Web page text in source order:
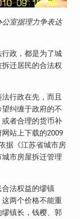
公室据理力争表达
政，都是为了城
迁居民的合法权
行政在先，而且
纠缠于政府的不
者合理的货币补
站上下载的2009
据《江苏省城市房
市房屋拆迁管理
法权益的缪镇
两个价格不能重
镇长，钱樱、郭